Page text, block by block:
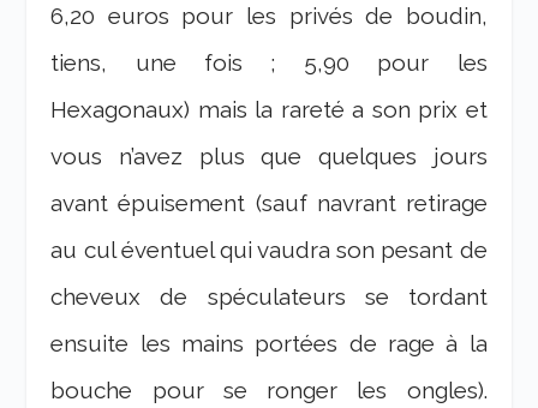
6,20 euros pour les privés de boudin,
tiens, une fois ; 5,90 pour les
Hexagonaux) mais la rareté a son prix et
vous n’avez plus que quelques jours
avant épuisement (sauf navrant retirage
au cul éventuel qui vaudra son pesant de
cheveux de spéculateurs se tordant
ensuite les mains portées de rage à la
bouche pour se ronger les ongles).